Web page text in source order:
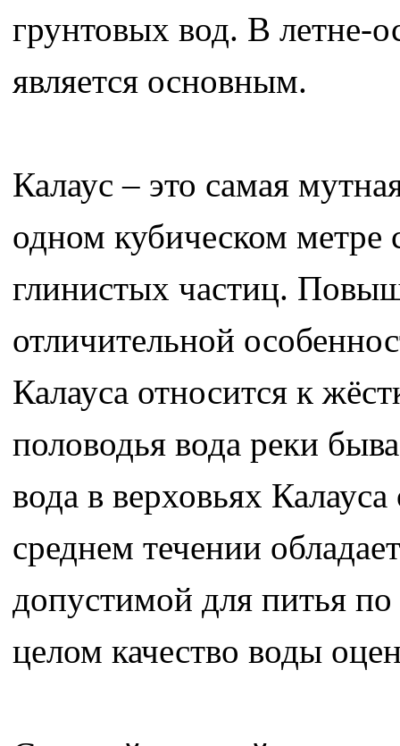
грунтовых вод. В летне-
является основным.
Калаус – это самая
одном кубическом метре
глинистых частиц.
отличительной
Калауса относится к
половодья вода реки
вода в верховьях
среднем течении
допустимой для питья
целом качество воды